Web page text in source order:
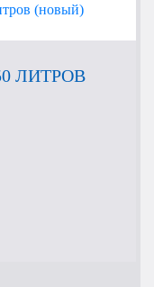
ЛИТРОВ